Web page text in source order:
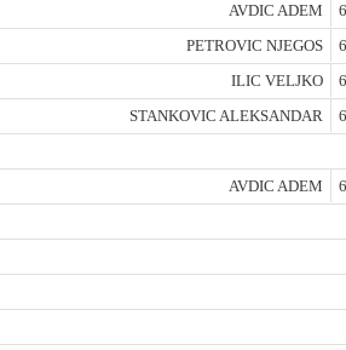
AVDIC ADEM
PETROVIC NJEGOS
ILIC VELJKO
STANKOVIC ALEKSANDAR
AVDIC ADEM